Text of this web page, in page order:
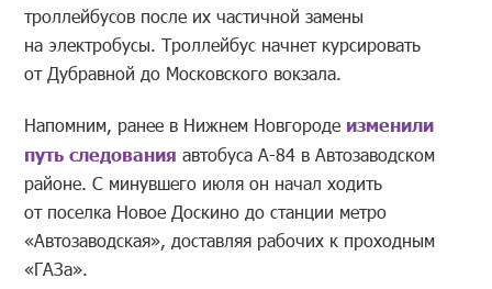
троллейбусов после их частичной замены
на электробусы. Троллейбус начнет курсировать
от Дубравной до Московского вокзала.
Напомним, ранее в Нижнем Новгороде изменили
путь следования автобуса А-84 в Автозаводском
районе. С минувшего июля он начал ходить
от поселка Новое Доскино до станции метро
«Автозаводская», доставляя рабочих к проходным
«ГАЗа».